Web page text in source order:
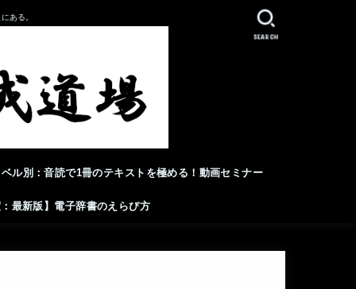
ある。
ベル別：音読で1冊のテキストを極める！動画セミナー
：最新版】電子辞書のえらび方
SEARCH